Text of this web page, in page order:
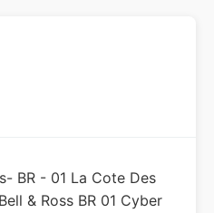
BR - 01 La Cote Des
& Ross BR 01 Cyber